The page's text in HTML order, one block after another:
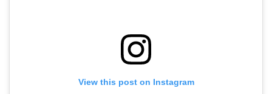
View this post on Instagram